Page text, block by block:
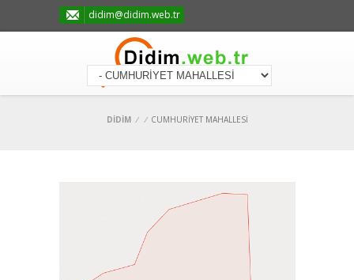
didim@didim.web.tr
DİDİM / / CUMHURİYET MAHALLESİ